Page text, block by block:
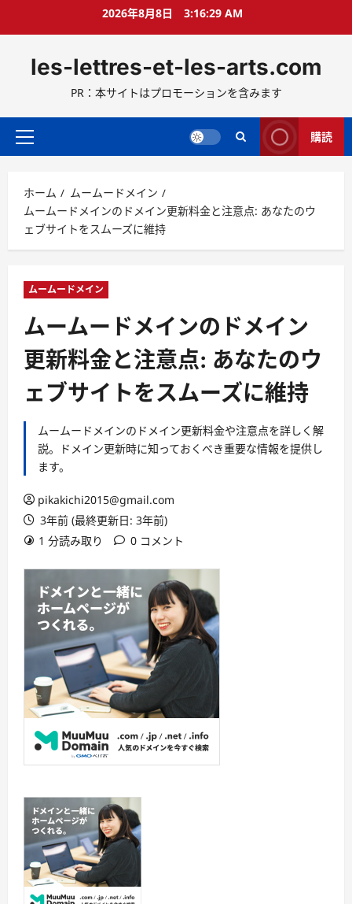
ス
ッ
2026年8月8日 3:16:30 AM
les-lettres-et-les-arts.com
PR：本サイトはプロモーションを含みます
メ
メ
ニ
ュ
ー
購読
ホーム
ムームードメイン
ムームードメインのドメイン更新料金と注意点: あなたのウ
ェブサイトをスムーズに維持
ムームードメイン
ムームードメインのドメイン
更新料金と注意点: あなたのウ
ェブサイトをスムーズに維持
ムームードメインのドメイン更新料金や注意点を詳しく解
説。ドメイン更新時に知っておくべき重要な情報を提供し
ます。
pikakichi2015@gmail.com
3年前 (最終更新日: 3年前)
1 分読み取り
0 コメント